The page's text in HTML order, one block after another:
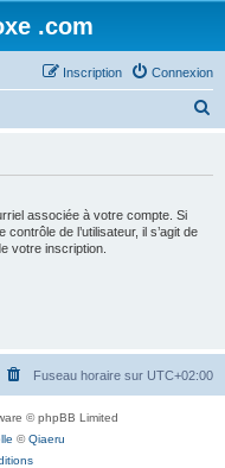
.com
Connexion
Inscription
associée à votre compte. Si
de l’utilisateur, il s’agit de
votre inscription.
Fuseau horaire sur UTC+02:00
© phpBB Limited
©Qiaeru